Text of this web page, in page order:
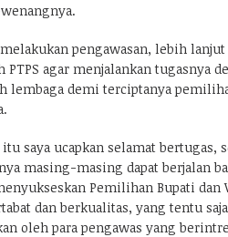
pengawasan, lebih
PTPS agar menjalankan tugasnya
lembaga demi terciptanya
itu saya ucapkan selamat bertugas,
masing-masing dapat berjalan
Pemilihan Bupati dan
dan berkualitas, yang tentu
oleh para pengawas yang